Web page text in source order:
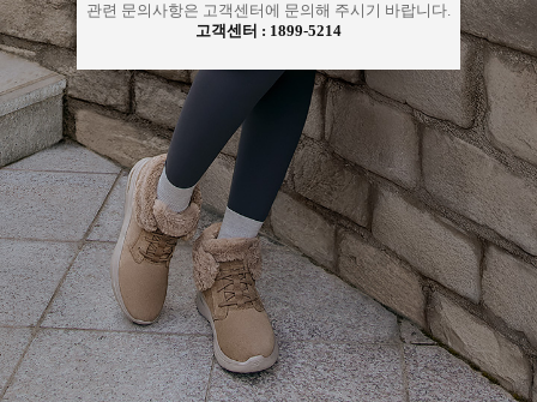
관련 문의사항은 고객센터에 문의해 주시기 바랍니다.
고객센터 : 1899-5214